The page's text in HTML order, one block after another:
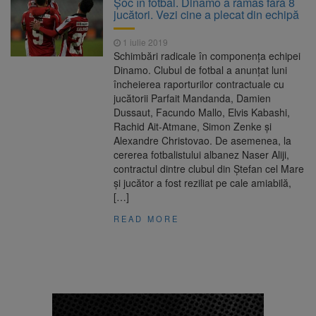
întâmplă cu centralele pe cărbune
6 august 2026
Legea integrității, adoptată
de Senat cu amendamentele PSD și AUR.
Proiectul merge la promulgare
Artiști din SUA și Cuba vin la
Brașov Jazz & Blues Festival. Ediția a 14-a
are loc între 14 și 16 august
Tun de zăpadă transformat în
perdea de apă, pentru răcorirea
jucători. Vezi cine a plecat din echipă
1 iulie 2019
Schimbări radicale în componența echipei
Dinamo. Clubul de fotbal a anunţat luni
încheierea raporturilor contractuale cu
jucătorii Parfait Mandanda, Damien
Dussaut, Facundo Mallo, Elvis Kabashi,
Rachid Ait-Atmane, Simon Zenke şi
Alexandre Christovao. De asemenea, la
cererea fotbalistului albanez Naser Aliji,
contractul dintre clubul din Ştefan cel Mare
şi jucător a fost reziliat pe cale amiabilă,
[…]
READ MORE